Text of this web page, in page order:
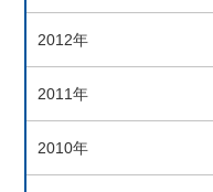
2012年
2011年
2010年